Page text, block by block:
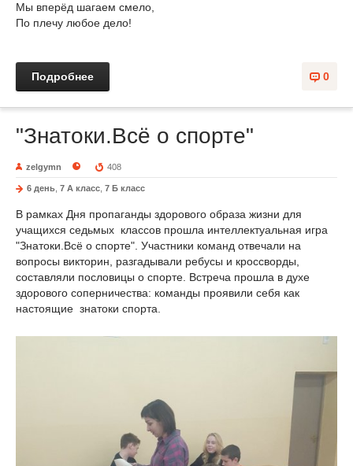
Мы вперёд шагаем смело,
По плечу любое дело!
0
Подробнее
"Знатоки.Всё о спорте"
zelgymn 408
6 день 7 A класс 7 Б класс
В рамках Дня пропаганды здорового образа жизни для
учащихся седьмых классов прошла интеллектуальная игра
"Знатоки.Всё о спорте". Участники команд отвечали на
вопросы викторин, разгадывали ребусы и кроссворды,
составляли пословицы о спорте. Встреча прошла в духе
здорового соперничества: команды проявили себя как
настоящие знатоки спорта.